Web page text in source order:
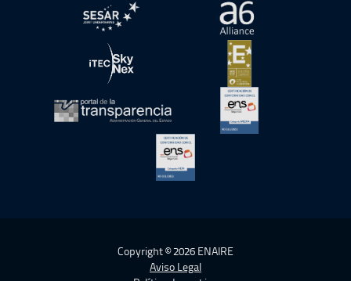
abre en ventana nueva abre en ventana
abre en ventana nueva abre en ventana
abre en ventana nueva
Copyright © 2026 ENAIRE
Aviso Legal